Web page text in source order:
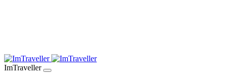
ImTraveller